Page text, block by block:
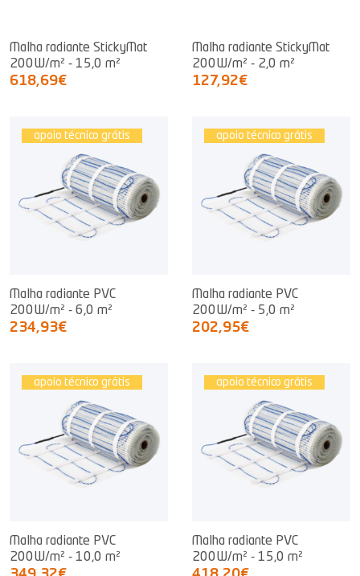
Malha radiante StickyMat
200W/m² - 15,0 m²
618,69€
Malha radiante StickyMat
200W/m² - 2,0 m²
127,92€
apoio técnico grátis
Malha radiante PVC
200W/m² - 6,0 m²
234,93€
apoio técnico grátis
Malha radiante PVC
200W/m² - 5,0 m²
202,95€
apoio técnico grátis
Malha radiante PVC
200W/m² - 10,0 m²
apoio técnico grátis
Malha radiante PVC
200W/m² - 15,0 m²